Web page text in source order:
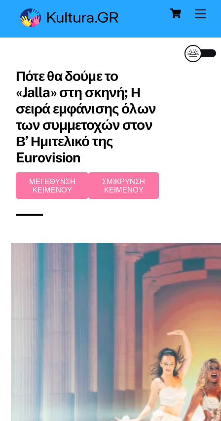
content
Cart
Πότε θα δούμε το
«Jalla» στη σκηνή; Η
σειρά εμφάνισης όλων
των συμμετοχών στον
Β’ Ημιτελικό της
Eurovision
ΜΕΓΕΘΥΝΣΗ
ΚΕΙΜΕΝΟΥ
ΣΜΙΚΡΥΝΣΗ
ΚΕΙΜΕΝΟΥ